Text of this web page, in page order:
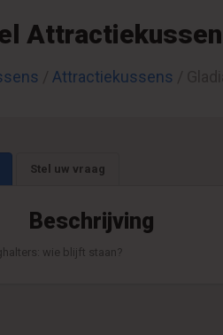
Attractiekussen
Attractiekussens
Stel uw vraag
Beschrijving
wie blijft staan?